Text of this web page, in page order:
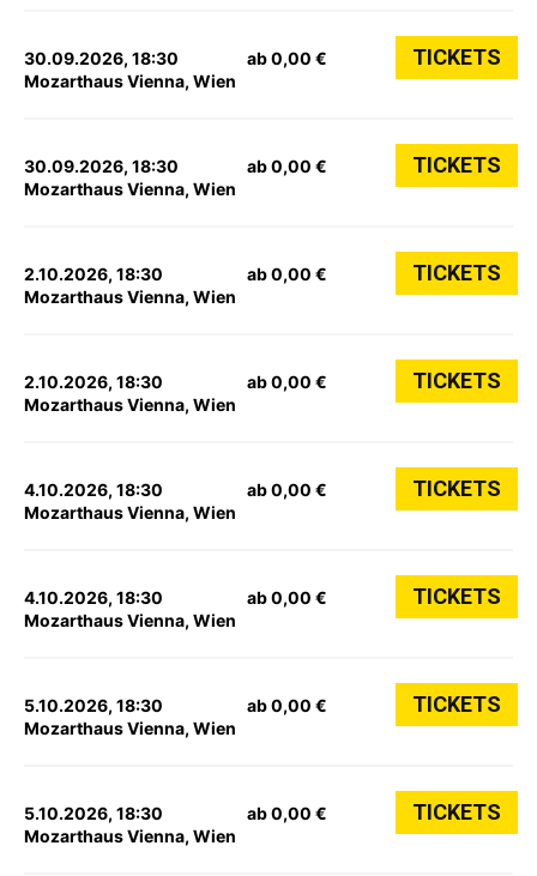
30.09.2026, 18:30
Mozarthaus Vienna, Wien
ab 0,00 € TICKETS
30.09.2026, 18:30
Mozarthaus Vienna, Wien
ab 0,00 € TICKETS
2.10.2026, 18:30
Mozarthaus Vienna, Wien
ab 0,00 € TICKETS
2.10.2026, 18:30
Mozarthaus Vienna, Wien
ab 0,00 € TICKETS
4.10.2026, 18:30
Mozarthaus Vienna, Wien
ab 0,00 € TICKETS
4.10.2026, 18:30
Mozarthaus Vienna, Wien
ab 0,00 € TICKETS
5.10.2026, 18:30
Mozarthaus Vienna, Wien
ab 0,00 € TICKETS
5.10.2026, 18:30
Mozarthaus Vienna, Wien
ab 0,00 € TICKETS